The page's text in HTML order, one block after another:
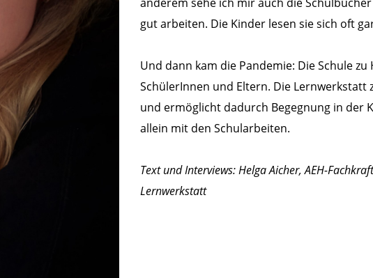
gut arbeiten. Die Kinder lesen sie sich oft
Und dann kam die Pandemie: Die Schule
SchülerInnen und Eltern. Die Lernwerkstatt
und ermöglicht dadurch Begegnung in der
allein mit den Schularbeiten.
Text und Interviews: Helga Aicher, AEH-
Lernwerkstatt